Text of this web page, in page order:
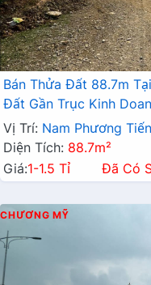
Bán Thửa Đất 88.7m
Đất Gần Trục Kinh
Vị Trí: Nam Phương Tiến
Diện Tích: 88.7m²
Giá:1-1.5 Tỉ Đã Có
CHƯƠNG MỸ